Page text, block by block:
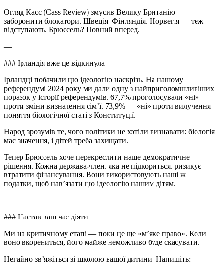
Огляд Касс (Cass Review) змусив Велику Британію
заборонити блокатори. Швеція, Фінляндія, Норвегія — теж
відступають. Брюссель? Повний вперед.
—
### Ірландія вже це відкинула
Ірландці побачили цю ідеологію наскрізь. На нашому
референдумі 2024 року ми дали одну з найприголомшливіших
поразок у історії референдумів. 67,7% проголосували «ні»
проти зміни визначення сім’ї. 73,9% — «ні» проти вилучення
поняття біологічної статі з Конституції.
Народ зрозумів те, чого політики не хотіли визнавати: біологія
має значення, і дітей треба захищати.
Тепер Брюссель хоче перекреслити наше демократичне
рішення. Кожна держава-член, яка не підкориться, ризикує
втратити фінансування. Вони використовують наші ж
податки, щоб нав’язати цю ідеологію нашим дітям.
—
### Настав ваш час діяти
Ми на критичному етапі — поки це ще «м’яке право». Коли
воно вкорениться, його майже неможливо буде скасувати.
Негайно зв’яжіться зі школою вашої дитини. Напишіть: